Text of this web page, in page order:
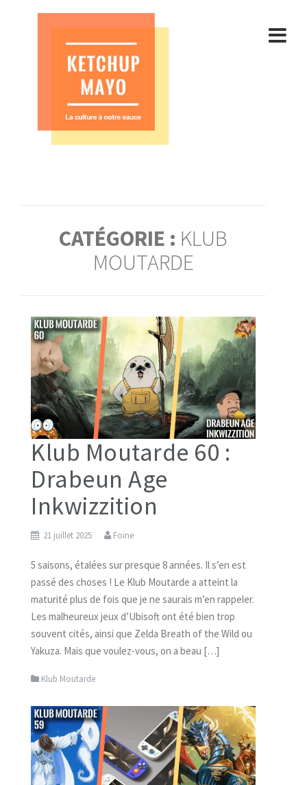
CATÉGORIE : KLUB
MOUTARDE
Klub Moutarde 60 :
Drabeun Age
Inkwizzition
21 juillet 2025 Foine
5 saisons, étalées sur presque 8 années. Il s’en est
passé des choses ! Le Klub Moutarde a atteint la
maturité plus de fois que je ne saurais m’en rappeler.
Les malheureux jeux d’Ubisoft ont été bien trop
souvent cités, ainsi que Zelda Breath of the Wild ou
Yakuza. Mais que voulez-vous, on a beau […]
Klub Moutarde